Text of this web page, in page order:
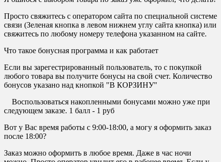
Просто свяжитесь с оператором сайта по специальной системе
связи (Зеленая кнопка в левом нижнем углу сайта кнопка) или
свяжитесь по любому номеру телефона указанном на сайте.
Что такое бонусная программа и как работает
Если вы зарегестрированный пользователь, то с покупкой
любого товара вы получите бонусы на свой счет. Количество
бонусов указано над кнопкой "В КОРЗИНУ"
Воспользоваться накопленными бонусами можно уже при
следующем заказе. 1 балл - 1 руб
Вот у Вас время работы с 9:00-18:00, а могу я оформить заказ
после 18:00?
Заказ можно оформить в любое время. Даже в час ночи